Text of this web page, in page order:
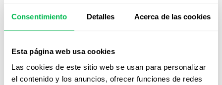
Consentimiento Detalles Acerca de las cookies
Esta página web usa cookies
Las cookies de este sitio web se usan para personalizar
el contenido y los anuncios, ofrecer funciones de redes
Perder un gran número de empleados de forma regular
incorporación no es barato, como tampoco lo son los
Además, existen costes no financieros, como las